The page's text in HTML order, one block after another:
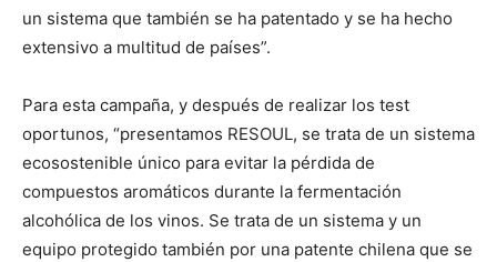
un sistema que también se ha patentado y se ha hecho
extensivo a multitud de países”.
Para esta campaña, y después de realizar los test
oportunos, “presentamos RESOUL, se trata de un sistema
ecosostenible único para evitar la pérdida de
compuestos aromáticos durante la fermentación
alcohólica de los vinos. Se trata de un sistema y un
equipo protegido también por una patente chilena que se